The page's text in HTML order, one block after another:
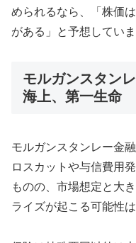
められるなら、「株価
がある」と予想していま
モルガンスタン
海上、第一生命
モルガンスタンレー金
ロスカットや与信費用
ものの、市場想定と大
ライズが起こる可能性は